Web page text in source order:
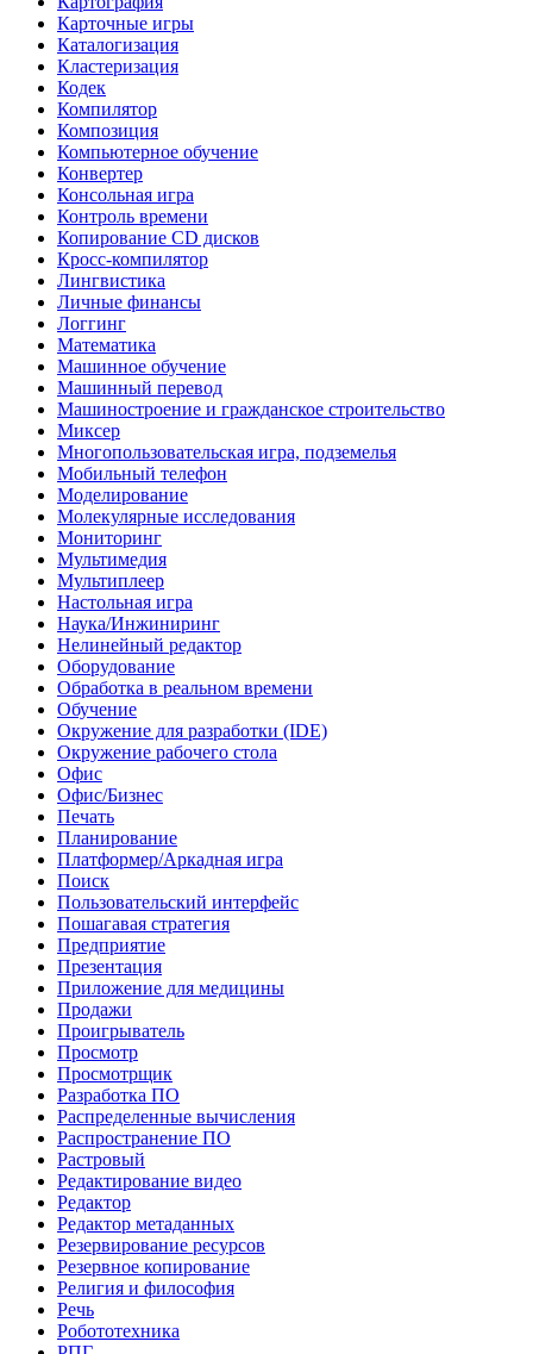
Карточные игры
Каталогизация
Кластеризация
Кодек
Компилятор
Композиция
Компьютерное обучение
Конвертер
Консольная игра
Контроль времени
Копирование CD дисков
Кросс-компилятор
Лингвистика
Личные финансы
Логгинг
Математика
Машинное обучение
Машинный перевод
Машиностроение и гражданское строительство
Миксер
Многопользовательская игра, подземелья
Мобильный телефон
Моделирование
Молекулярные исследования
Мониторинг
Мультимедия
Мультиплеер
Настольная игра
Наука/Инжиниринг
Нелинейный редактор
Оборудование
Обработка в реальном времени
Обучение
Окружение для разработки (IDE)
Окружение рабочего стола
Офис
Офис/Бизнес
Печать
Планирование
Платформер/Аркадная игра
Поиск
Пользовательский интерфейс
Пошагавая стратегия
Предприятие
Презентация
Приложение для медицины
Продажи
Проигрыватель
Просмотр
Просмотрщик
Разработка ПО
Распределенные вычисления
Распространение ПО
Растровый
Редактирование видео
Редактор
Редактор метаданных
Резервирование ресурсов
Резервное копирование
Религия и философия
Речь
Робототехника